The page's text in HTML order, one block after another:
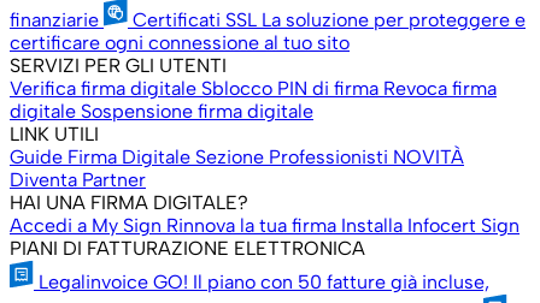
finanziarie
Certificati SSL La soluzione per proteggere e
certificare ogni connessione al tuo sito
SERVIZI PER GLI UTENTI
Verifica firma digitale Sblocco PIN di firma Revoca firma
digitale Sospensione firma digitale
LINK UTILI
Guide Firma Digitale Sezione Professionisti NOVITÀ
Diventa Partner
HAI UNA FIRMA DIGITALE?
Accedi a My Sign Rinnova la tua firma Installa Infocert Sign
PIANI DI FATTURAZIONE ELETTRONICA
Legalinvoice GO! Il piano con 50 fatture già incluse,